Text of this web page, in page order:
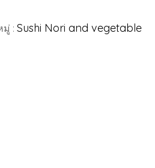
มู่ : Sushi Nori and vegetable